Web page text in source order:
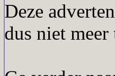
Deze
dus niet